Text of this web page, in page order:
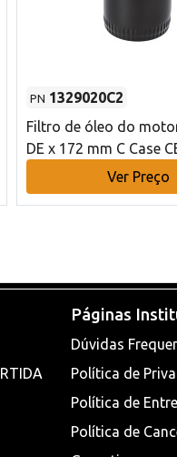
PN 1329020C2
Filtro de óleo do
DE x 172 mm C Case
Ver Preço
Páginas
Dúvidas
Política de
Política de
Política de